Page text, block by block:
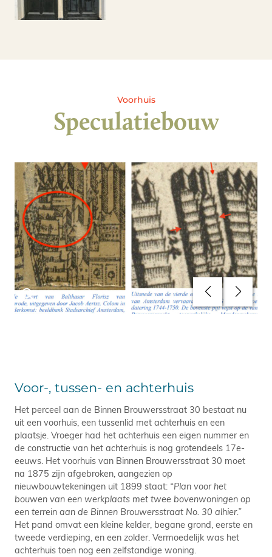
Voorhuis
Speculatiebouw
Voor-, tussen- en achterhuis
Het perceel aan de Binnen Brouwersstraat 30 bestaat nu
uit een voorhuis, een tussenlid met achterhuis en een
plaatsje. Vroeger had het achterhuis een eigen nummer en
de constructie van het achterhuis is nog grotendeels 17e-
eeuws. Het voorhuis van Binnen Brouwersstraat 30 moet
na 1875 zijn afgebroken, aangezien op
nieuwbouwtekeningen uit 1899 staat: “Plan voor het
bouwen van een werkplaats met twee bovenwoningen op
een terrein aan de Binnen Brouwersstraat No. 30 alhier.”
Het pand omvat een kleine kelder, begane grond, eerste en
tweede verdieping, en een zolder. Vermoedelijk was het
achterhuis toen nog een zelfstandige woning.